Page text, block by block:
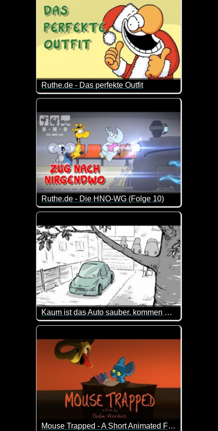
30 fette Minuten Ruthe-Weihnachtsvideos!
Ruthe.de - Das perfekte Outfit
Ordentliche Arbeitskleidung ist ein häufig
Ruthe.de - Die HNO-WG (Folge 10)
Die Jungs von der HNO-WG sind immer wieder für
Kaum ist das Auto sauber, kommen auch schon die Vögel...
Was für ein lustiges Video. Man erwartet nämlich
Mouse Trapped - A Short Animated Film